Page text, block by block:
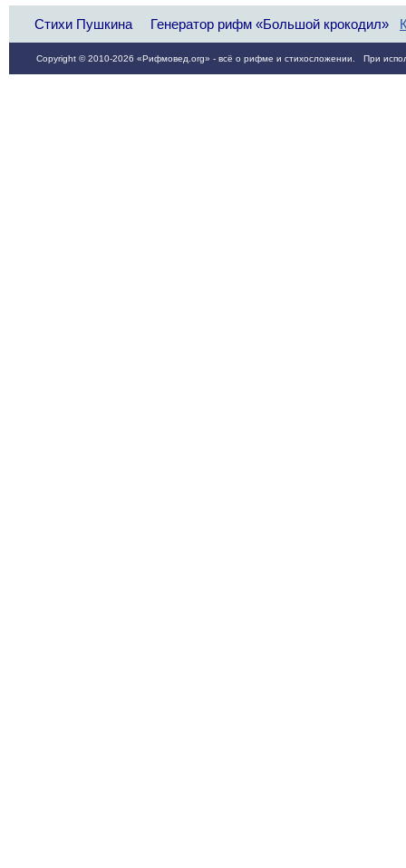
Стихи Пушкина Генератор рифм «Большой крокодил»
Copyright © 2010-2026 «Рифмовед.org» - всё о рифме и стихосложении. При